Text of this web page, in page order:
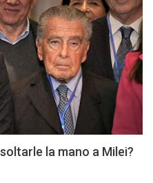
la mano a Milei?